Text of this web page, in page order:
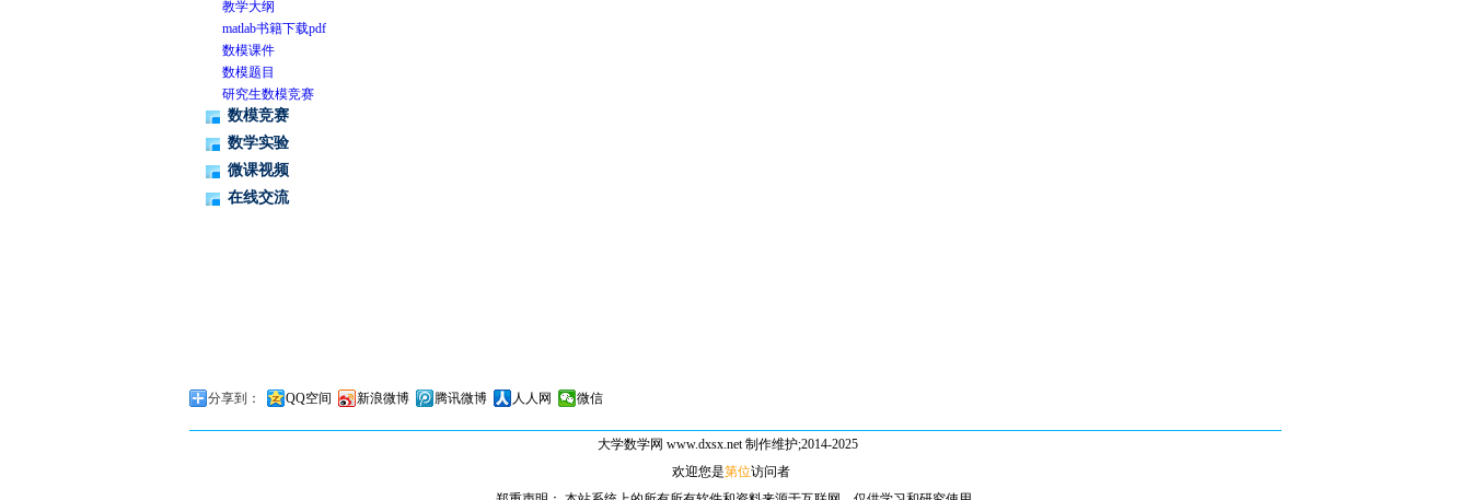
教学大纲
matlab书籍下载pdf
数模课件
数模题目
研究生数模竞赛
数模竞赛
数学实验
微课视频
在线交流
分享到： QQ空间 新浪微博 腾讯微博 人人网 微信
大学数学网 www.dxsx.net 制作维护;2014-2025
欢迎您是第位访问者